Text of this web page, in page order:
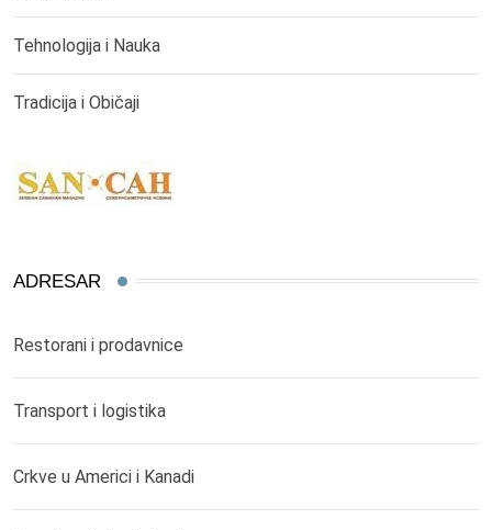
Tehnologija i Nauka
Tradicija i Običaji
ADRESAR
Restorani i prodavnice
Transport i logistika
Crkve u Americi i Kanadi